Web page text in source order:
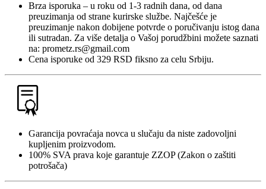
Brza isporuka – u roku od 1-3 radnih dana, od dana
preuzimanja od strane kurirske službe. Najčešće je
preuzimanje nakon dobijene potvrde o poručivanju istog dana
ili sutradan. Za više detalja o Vašoj porudžbini možete saznati
na: prometz.rs@gmail.com
Cena isporuke od 329 RSD fiksno za celu Srbiju.
Garancija povraćaja novca u slučaju da niste zadovoljni
kupljenim proizvodom.
100% SVA prava koje garantuje ZZOP (Zakon o zaštiti
potrošača)